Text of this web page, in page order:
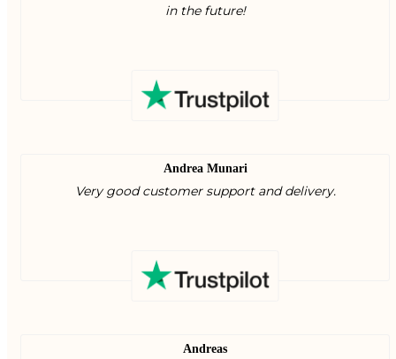
in the future!
Andrea Munari
Very good customer support and delivery.
Andreas